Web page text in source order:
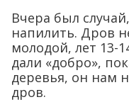
Вчера был
напилить. Дров
молодой, лет 13-
дали «добро»,
деревья, он нам
дров.